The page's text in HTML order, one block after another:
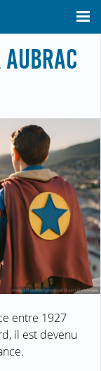
entre 1927
il est devenu